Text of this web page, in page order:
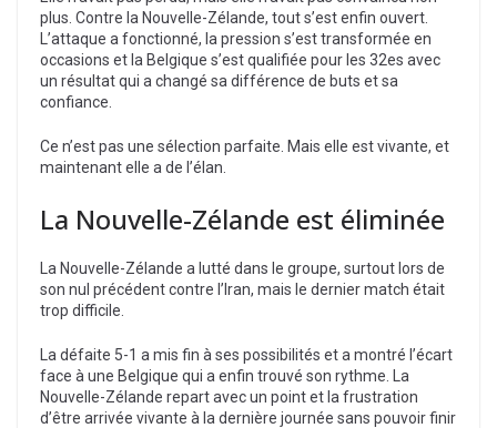
plus. Contre la Nouvelle-Zélande, tout s’est enfin ouvert.
L’attaque a fonctionné, la pression s’est transformée en
occasions et la Belgique s’est qualifiée pour les 32es avec
un résultat qui a changé sa différence de buts et sa
confiance.
Ce n’est pas une sélection parfaite. Mais elle est vivante, et
maintenant elle a de l’élan.
La Nouvelle-Zélande est éliminée
La Nouvelle-Zélande a lutté dans le groupe, surtout lors de
son nul précédent contre l’Iran, mais le dernier match était
trop difficile.
La défaite 5-1 a mis fin à ses possibilités et a montré l’écart
face à une Belgique qui a enfin trouvé son rythme. La
Nouvelle-Zélande repart avec un point et la frustration
d’être arrivée vivante à la dernière journée sans pouvoir finir